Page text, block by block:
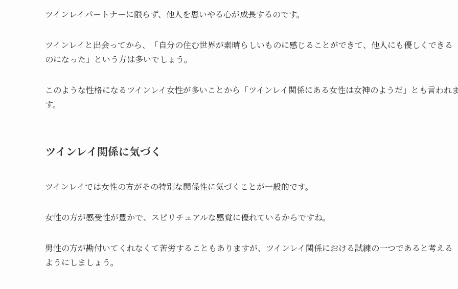
ツインレイパートナーに限らず、他人を思いやる心が成長するのです。
ツインレイと出会ってから、「自分の住む世界が素晴らしいものに感じることができて、他人にも優しくできる
のになった」という方は多いでしょう。
このような性格になるツインレイ女性が多いことから「ツインレイ関係にある女性は女神のようだ」とも言われ
す。
ツインレイ関係に気づく
ツインレイでは女性の方がその特別な関係性に気づくことが一般的です。
女性の方が感受性が豊かで、スピリチュアルな感覚に優れているからですね。
男性の方が勘付いてくれなくて苦労することもありますが、ツインレイ関係における試練の一つであると考える
ようにしましょう。